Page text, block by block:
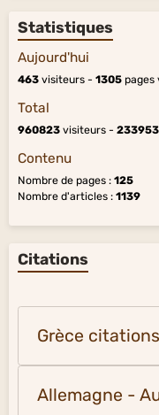
Statistiques
Aujourd'hui
463 visiteurs - 1305 pages
Total
960823 visiteurs -
Contenu
Nombre de pages : 125
Nombre d'articles : 1139
Citations
Grèce citations
Allemagne -